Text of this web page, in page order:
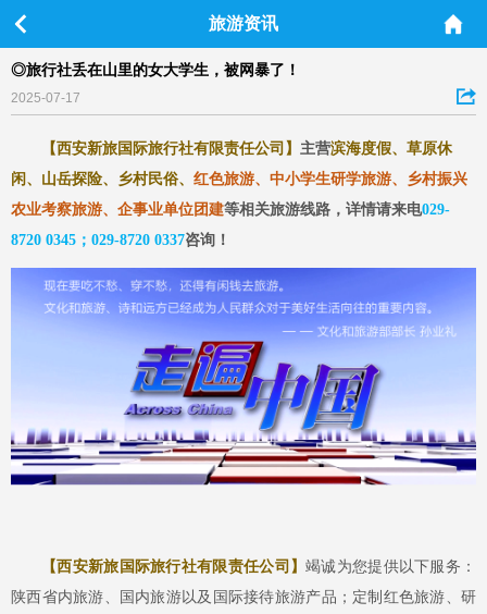
旅游资讯
◎旅行社丢在山里的女大学生，被网暴了！
2025-07-17
【西安新旅国际旅行社有限责任公司】 主营滨海度假、草原休
闲、山岳探险、乡村民俗、 红色旅游、中小学生研学旅游、乡村振兴
农业考察旅游、企事业单位团建等相关旅游线路，详情请来电029-
8720 0345；029-8720 0337咨询 ！
【西安新旅国际旅行社有限责任公司】竭诚为您提供以下服务：
陕西省内旅游、国内旅游以及国际接待旅游产品 ；定制红色旅游、研